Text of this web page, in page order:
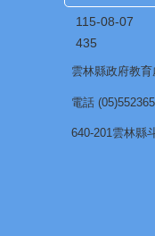
115-08-07
435
雲林縣政府教
電話
640-201雲林縣